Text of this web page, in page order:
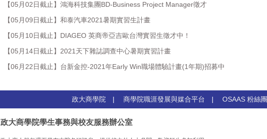
【05月02日截止】鴻海科技集團BD-Business Project Manager徵才
【05月09日截止】和泰汽車2021暑期實習生計畫
【05月10日截止】DIAGEO 英商帝亞吉歐台灣實習生徵才中！
【05月14日截止】2021天下雜誌調查中心暑期實習計畫
【06月22日截止】台新金控-2021年Early Win職場體驗計畫(1年期)招募中
政大商學院 | 商學院職涯發展與媒合平台 | OSAAS 粉絲團
政大商學院學生事務與校友服務辦公室